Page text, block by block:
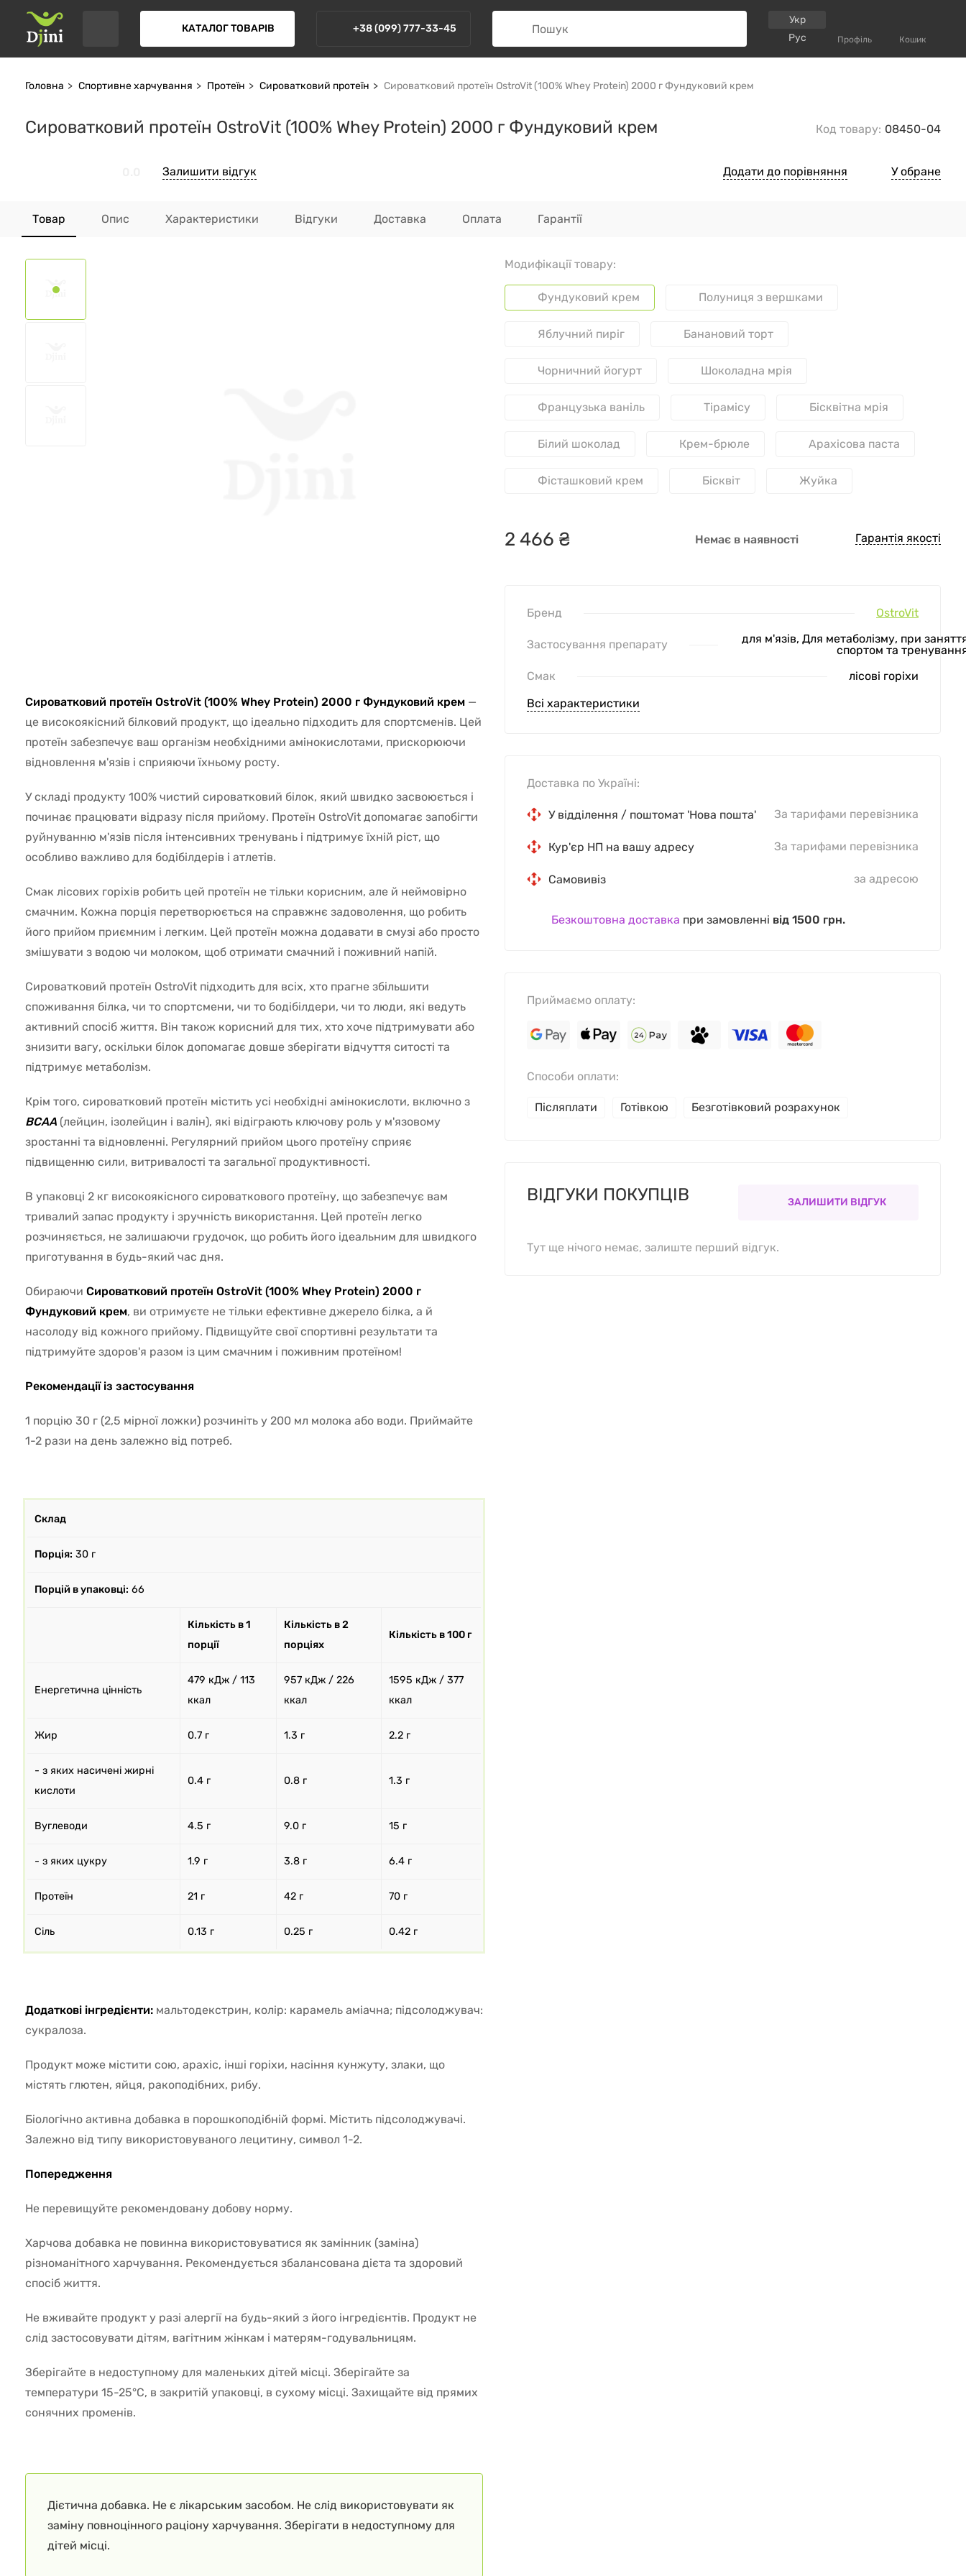
КАТАЛОГ ТОВАРІВ +38 (099) 777-33-45
Укр
Рус
Профіль Кошик
Головна Спортивне харчування Протеїн Сироватковий протеїн Сироватковий протеїн OstroVit (100% Whey Protein) 2000 г Фундуковий крем
Сироватковий протеїн OstroVit (100% Whey Protein) 2000 г Фундуковий крем Код товару: 08450-04
Залишити відгук Додати до порівняння У обране
Товар Опис Характеристики Відгуки Доставка Оплата Гарантії
Дієтична добавка. Не є лікарським засобом. Не слід використовувати як
заміну повноцінного раціону харчування. Зберігати в недоступному для
дітей місці.
Сироватковий протеїн OstroVit (100% Whey Protein) 2000 г Фундуковий крем —
це високоякісний білковий продукт, що ідеально підходить для спортсменів. Цей
протеїн забезпечує ваш організм необхідними амінокислотами, прискорюючи
відновлення м'язів і сприяючи їхньому росту.
У складі продукту 100% чистий сироватковий білок, який швидко засвоюється і
починає працювати відразу після прийому. Протеїн OstroVit допомагає запобігти
руйнуванню м'язів після інтенсивних тренувань і підтримує їхній ріст, що
особливо важливо для бодібілдерів і атлетів.
Смак лісових горіхів робить цей протеїн не тільки корисним, але й неймовірно
смачним. Кожна порція перетворюється на справжнє задоволення, що робить
його прийом приємним і легким. Цей протеїн можна додавати в смузі або просто
змішувати з водою чи молоком, щоб отримати смачний і поживний напій.
Сироватковий протеїн OstroVit підходить для всіх, хто прагне збільшити
споживання білка, чи то спортсмени, чи то бодібілдери, чи то люди, які ведуть
активний спосіб життя. Він також корисний для тих, хто хоче підтримувати або
знизити вагу, оскільки білок допомагає довше зберігати відчуття ситості та
підтримує метаболізм.
Крім того, сироватковий протеїн містить усі необхідні амінокислоти, включно з
BCAA (лейцин, ізолейцин і валін), які відіграють ключову роль у м'язовому
зростанні та відновленні. Регулярний прийом цього протеїну сприяє
підвищенню сили, витривалості та загальної продуктивності.
В упаковці 2 кг високоякісного сироваткового протеїну, що забезпечує вам
тривалий запас продукту і зручність використання. Цей протеїн легко
розчиняється, не залишаючи грудочок, що робить його ідеальним для швидкого
приготування в будь-який час дня.
Обираючи Сироватковий протеїн OstroVit (100% Whey Protein) 2000 г
Фундуковий крем, ви отримуєте не тільки ефективне джерело білка, а й
насолоду від кожного прийому. Підвищуйте свої спортивні результати та
підтримуйте здоров'я разом із цим смачним і поживним протеїном!
Рекомендації із застосування
1 порцію 30 г (2,5 мірної ложки) розчиніть у 200 мл молока або води. Приймайте
1-2 рази на день залежно від потреб.
Склад
Порція: 30 г
Порцій в упаковці: 66
Кількість в 1
порції
Кількість в 2
порціях
Кількість в 100 г
Енергетична цінність
479 кДж / 113
ккал
957 кДж / 226
ккал
1595 кДж / 377
ккал
Жир 0.7 г 1.3 г 2.2 г
- з яких насичені жирні
кислоти
0.4 г 0.8 г 1.3 г
Вуглеводи 4.5 г 9.0 г 15 г
- з яких цукру 1.9 г 3.8 г 6.4 г
Протеїн 21 г 42 г 70 г
Сіль 0.13 г 0.25 г 0.42 г
Додаткові інгредієнти: мальтодекстрин, колір: карамель аміачна; підсолоджувач:
сукралоза.
Продукт може містити сою, арахіс, інші горіхи, насіння кунжуту, злаки, що
містять глютен, яйця, ракоподібних, рибу.
Біологічно активна добавка в порошкоподібній формі. Містить підсолоджувачі.
Залежно від типу використовуваного лецитину, символ 1-2.
Попередження
Не перевищуйте рекомендовану добову норму.
Харчова добавка не повинна використовуватися як замінник (заміна)
різноманітного харчування. Рекомендується збалансована дієта та здоровий
спосіб життя.
Не вживайте продукт у разі алергії на будь-який з його інгредієнтів. Продукт не
слід застосовувати дітям, вагітним жінкам і матерям-годувальницям.
Зберігайте в недоступному для маленьких дітей місці. Зберігайте за
температури 15-25°C, в закритій упаковці, в сухому місці. Захищайте від прямих
сонячних променів.
Модифікації товару:
Фундуковий крем Полуниця з вершками
Яблучний пиріг Банановий торт
Чорничний йогурт Шоколадна мрія
Французька ваніль Тірамісу Бісквітна мрія
Білий шоколад Крем-брюле Арахісова паста
Фісташковий крем Бісквіт Жуйка
2 466 ₴ Немає в наявності Гарантія якості
Доставка по Україні:
У відділення / поштомат 'Нова пошта' За тарифами перевізника
Кур'єр НП на вашу адресу За тарифами перевізника
Самовивіз за адресою
Безкоштовна доставка при замовленні від 1500 грн.
Приймаємо оплату:
Способи оплати:
Післяплати Готівкою Безготівковий розрахунок
Бренд OstroVit
Застосування препарату
для м'язів, Для метаболізму, при
спортом та
Смак
лісові горіхи
Всі характеристики
ВІДГУКИ ПОКУПЦІВ ЗАЛИШИТИ ВІДГУК
Тут ще нічого немає, залиште перший відгук.